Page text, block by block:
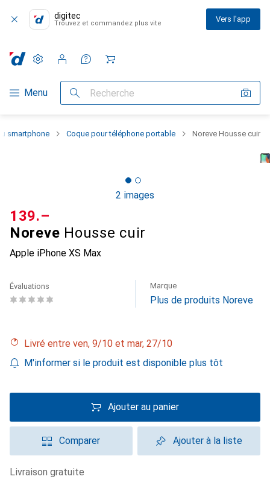
digitec
Trouvez et commandez plus vite Vers l'app
Navigation par catégorie
Menu Recherche
Paramètres
Compte client
Listes de comparaison
Listes d'envies
Panier
smartphone Coque pour téléphone portable Noreve Housse cuir
2 images
Noreve Housse cuir
Apple iPhone XS Max
CHF
139.–
Évaluations Marque
Plus de produits Noreve
Livré entre ven, 9/10 et mar, 27/10
M'informer si le produit est disponible plus tôt
Ajouter au panier
Comparer Ajouter à la liste
livraison gratuite